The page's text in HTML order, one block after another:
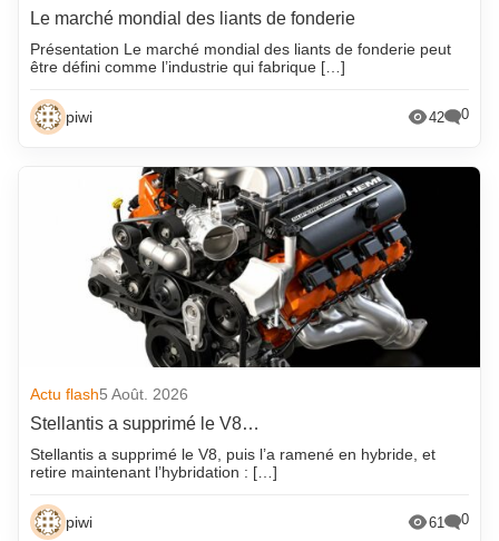
Le marché mondial des liants de fonderie
Présentation Le marché mondial des liants de fonderie peut
être défini comme l’industrie qui fabrique […]
piwi 42 0
Actu flash5 Août. 2026
Stellantis a supprimé le V8…
Stellantis a supprimé le V8, puis l’a ramené en hybride, et
retire maintenant l’hybridation : […]
piwi 61 0